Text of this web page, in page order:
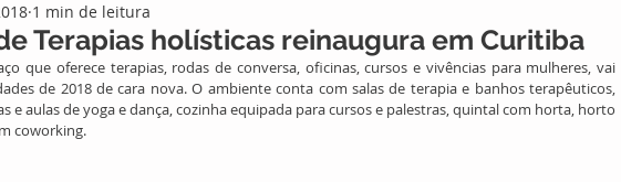
Terapias holísticas reinaugura em Curitiba
1 min de leitura
que oferece terapias, rodas de conversa, oficinas, cursos e vivências para mulheres, vai
de 2018 de cara nova. O ambiente conta com salas de terapia e banhos terapêuticos,
e aulas de yoga e dança, cozinha equipada para cursos e palestras, quintal com horta, horto
coworking.